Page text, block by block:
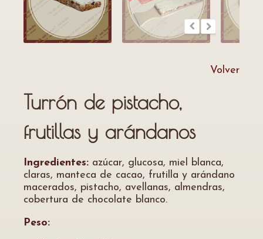
Volver
Turrón de pistacho,
frutillas y arándanos
Ingredientes: azúcar, glucosa, miel blanca,
claras, manteca de cacao, frutilla y arándano
macerados, pistacho, avellanas, almendras,
cobertura de chocolate blanco.
Peso: